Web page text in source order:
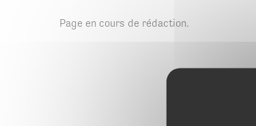
Page en cours de rédaction.